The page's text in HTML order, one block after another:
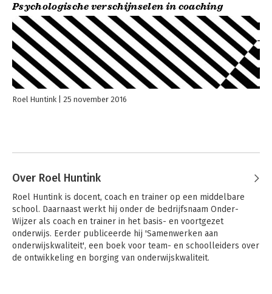
Psychologische verschijnselen in coaching
Roel Huntink 25 november 2016
Over Roel Huntink
Roel Huntink is docent, coach en trainer op een middelbare
school. Daarnaast werkt hij onder de bedrijfsnaam Onder-
Wijzer als coach en trainer in het basis- en voortgezet
onderwijs. Eerder publiceerde hij 'Samenwerken aan
onderwijskwaliteit', een boek voor team- en schoolleiders over
de ontwikkeling en borging van onderwijskwaliteit.